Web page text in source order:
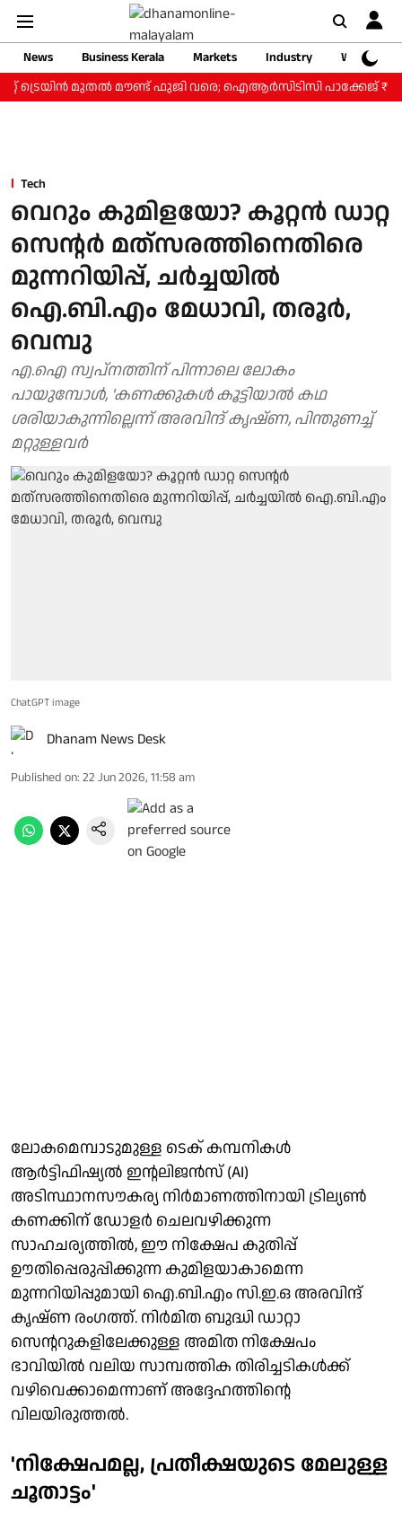
News Business Kerala Markets Industry
Web
ട്രെയിന്‍ മുതല്‍ മൗണ്ട് ഫുജി വരെ; ഐആര്‍സിടിസി പാക്കേജ്
Tech
വെറും കുമിളയോ? കൂറ്റന്‍ ഡാറ്റ
സെന്റര്‍ മത്‌സരത്തിനെതിരെ
മുന്നറിയിപ്പ്, ചര്‍ച്ചയില്‍
ഐ.ബി.എം മേധാവി, തരൂര്‍,
വെമ്പു
എ.ഐ സ്വപ്നത്തിന് പിന്നാലെ ലോകം
പായുമ്പോള്‍, 'കണക്കുകള്‍ കൂട്ടിയാല്‍ കഥ
ശരിയാകുന്നില്ലെന്ന് അരവിന്ദ് കൃഷ്ണ, പിന്തുണച്ച്
മറ്റുള്ളവര്‍
ChatGPT image
Dhanam News Desk
Published on: 22 Jun 2026, 11:58 am
ലോകമെമ്പാടുമുള്ള ടെക് കമ്പനികള്‍
ആര്‍ട്ടിഫിഷ്യല്‍ ഇന്റലിജന്‍സ് (AI)
അടിസ്ഥാനസൗകര്യ നിര്‍മാണത്തിനായി ട്രില്യണ്‍
കണക്കിന് ഡോളര്‍ ചെലവഴിക്കുന്ന
സാഹചര്യത്തില്‍, ഈ നിക്ഷേപ കുതിപ്പ്
ഊതിപ്പെരുപ്പിക്കുന്ന കുമിളയാകാമെന്ന
മുന്നറിയിപ്പുമായി ഐ.ബി.എം സി.ഇ.ഒ അരവിന്ദ്
കൃഷ്ണ രംഗത്ത്. നിര്‍മിത ബുദ്ധി ഡാറ്റാ
സെന്ററുകളിലേക്കുള്ള അമിത നിക്ഷേപം
ഭാവിയില്‍ വലിയ സാമ്പത്തിക തിരിച്ചടികള്‍ക്ക്
വഴിവെക്കാമെന്നാണ് അദ്ദേഹത്തിന്റെ
വിലയിരുത്തല്‍.
'നിക്ഷേപമല്ല, പ്രതീക്ഷയുടെ മേലുള്ള
ചൂതാട്ടം'